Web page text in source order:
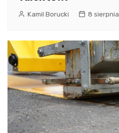
Kamil Borucki 8